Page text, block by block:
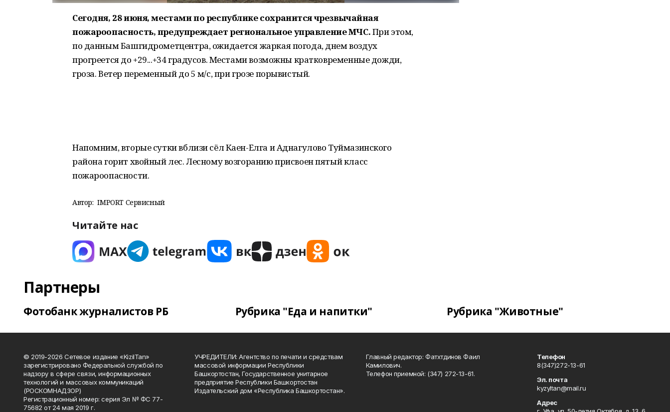
Сегодня, 28 июня, местами по республике сохранится чрезвычайная
пожароопасность, предупреждает региональное управление МЧС.При этом,
по данным Башгидрометцентра, ожидается жаркая погода, днем воздух
прогреется до +29...+34 градусов. Местами возможны кратковременные дожди,
гроза. Ветер переменный до 5 м/с, при грозе порывистый.
Напомним, вторые сутки вблизи сёл Каен-Елга и Аднагулово Туймазинского
района горит хвойный лес. Лесному возгоранию присвоен пятый класс
пожароопасности.
Автор: IMPORT Сервисный
Читайте нас
Партнеры
Фотобанк журналистов РБ Рубрика "Еда и напитки" Рубрика "Животные"
© 2019-2026 Сетевое издание «KizilTan»
зарегистрировано Федеральной службой по
надзору в сфере связи, информационных
технологий и массовых коммуникаций
(РОСКОМНАДЗОР)
Регистрационный номер: серия Эл № ФС 77-
75682 от 24 мая 2019 г.
УЧРЕДИТЕЛИ: Агентство по печати и средствам
массовой информации Республики
Башкортостан, Государственное унитарное
предприятие Республики Башкортостан
Издательский дом «Республика Башкортостан».
Главный редактор: Фатхтдинов Фаил
Камилович.
Телефон приемной: (347) 272-13-61.
Телефон
8(347)272-13-61
Эл. почта
kyzyltan@mail.ru
Адрес